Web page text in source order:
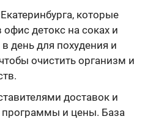
которые
детокс на соках и
день для похудения и
очистить организм и
доставок и
программы и цены. База